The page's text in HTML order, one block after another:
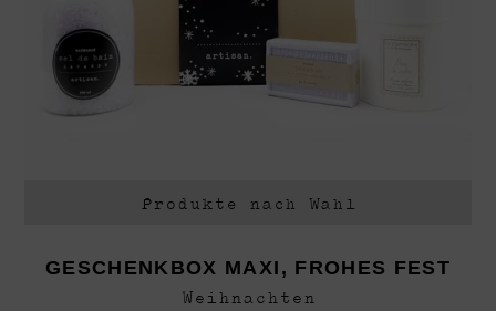
Produkte nach Wahl
GESCHENKBOX MAXI, FROHES FEST
Weihnachten